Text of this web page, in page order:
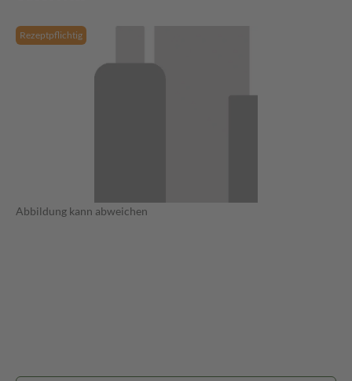
Rezeptpflichtig
Abbildung kann abweichen